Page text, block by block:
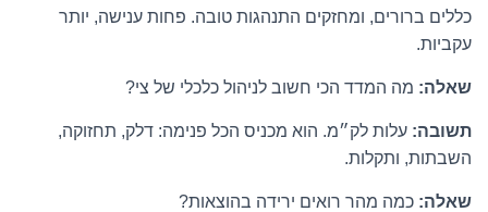
כללים ברורים, ומחזקים התנהגות טובה. פחות ענישה, יותר
עקביות.
שאלה: מה המדד הכי חשוב לניהול כלכלי של צי?
תשובה: עלות לק״מ. הוא מכניס הכל פנימה: דלק, תחזוקה,
השבתות, ותקלות.
שאלה: כמה מהר רואים ירידה בהוצאות?